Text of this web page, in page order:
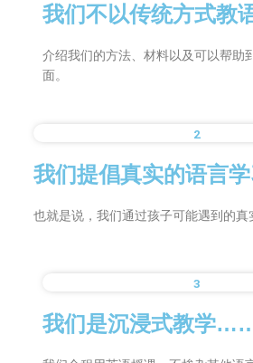
我们不以传统方式教
介绍我们的方法、材料以及可以帮助
面。
2
我们提倡真实的语言
也就是说，我们通过孩子可能遇到的真
3
我们是沉浸式教学